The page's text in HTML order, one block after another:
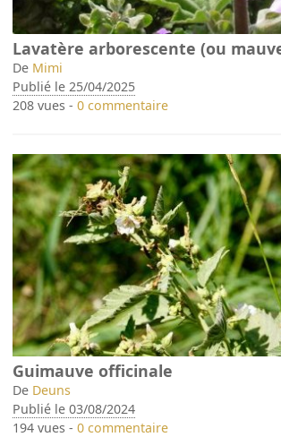
Lavatère arborescente (ou
De Mimi
Publié le 25/04/2025
208 vues -0 commentaire
Guimauve officinale
De Deuns
Publié le 03/08/2024
194 vues -0 commentaire